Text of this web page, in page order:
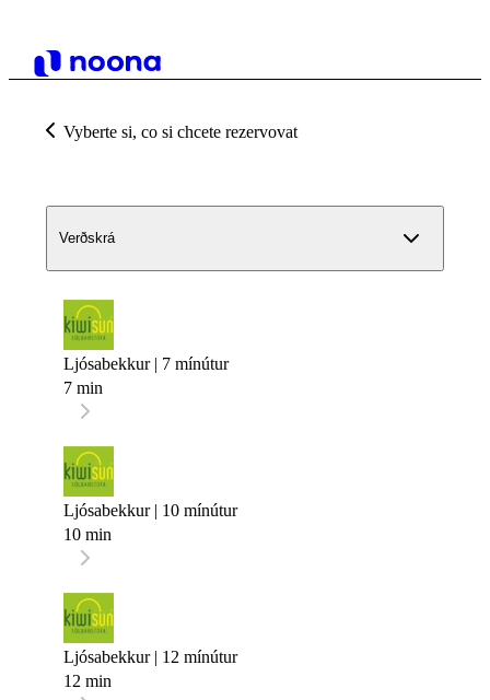
Vyberte si, co si chcete rezervovat
Verðskrá
Ljósabekkur | 7 mínútur
7 min
Ljósabekkur | 10 mínútur
10 min
Ljósabekkur | 12 mínútur
12 min